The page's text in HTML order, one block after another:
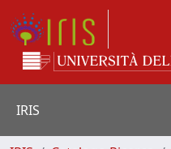
IRIS